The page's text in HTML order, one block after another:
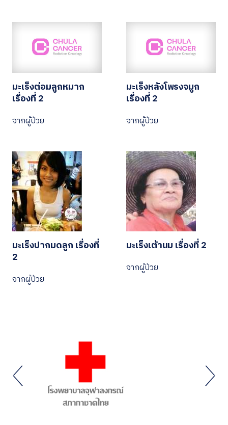
มะเร็งต่อมลูกหมาก
เรื่องที่ 2
จากผู้ป่วย
มะเร็งหลังโพรงจมูก
เรื่องที่ 2
จากผู้ป่วย
มะเร็งปากมดลูก เรื่องที่
2
จากผู้ป่วย
มะเร็งเต้านม เรื่องที่ 2
จากผู้ป่วย